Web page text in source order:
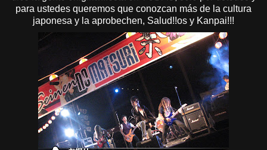
para ustedes queremos que conozcan más de la cultura
japonesa y la aprobechen, Salud!!os y Kanpai!!!